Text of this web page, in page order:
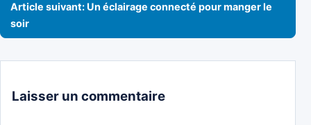
Article suivant: Un éclairage connecté pour manger le
soir
Laisser un commentaire